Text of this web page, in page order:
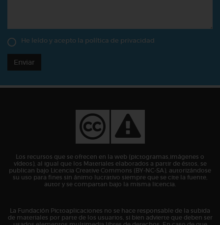
He leído y acepto la política de privacidad
Enviar
Los recursos que se ofrecen en la web (pictogramas,imágenes o
vídeos), al igual que los Materiales elaborados a partir de éstos, se
publican bajo Licencia Creative Commons (BY-NC-SA), autorizándose
su uso para fines sin ánimo lucrativo siempre que se cite la fuente,
autor y se compartan bajo la misma licencia.
La Fundación Pictoaplicaciones no se hace responsable de la subida
de materiales por parte de los usuarios, si bien advierte que deben ser